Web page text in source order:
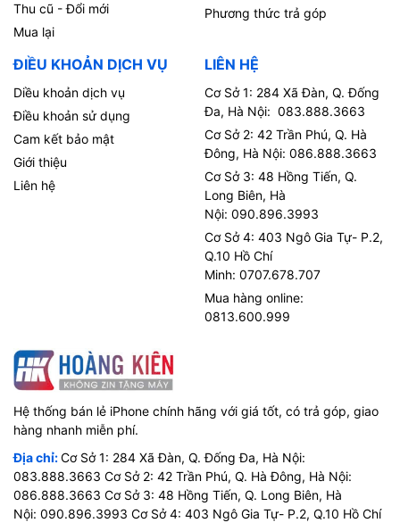
Thu cũ - Đổi mới
Mua lại
Phương thức trả góp
ĐIỀU KHOẢN DỊCH VỤ
Diều khoản dịch vụ
Điều khoản sử dụng
Cam kết bảo mật
Giới thiệu
Liên hệ
LIÊN HỆ
Cơ Sở 1: 284 Xã Đàn, Q. Đống
Đa, Hà Nội: 083.888.3663
Cơ Sở 2: 42 Trần Phú, Q. Hà
Đông, Hà Nội: 086.888.3663
Cơ Sở 3: 48 Hồng Tiến, Q.
Long Biên, Hà
Nội: 090.896.3993
Cơ Sở 4: 403 Ngô Gia Tự- P.2,
Q.10 Hồ Chí
Minh: 0707.678.707
Mua hàng online:
0813.600.999
Hệ thống bán lẻ iPhone chính hãng với giá tốt, có trả góp, giao
hàng nhanh miễn phí.
Địa chỉ:Cơ Sở 1: 284 Xã Đàn, Q. Đống Đa, Hà Nội:
083.888.3663 Cơ Sở 2: 42 Trần Phú, Q. Hà Đông, Hà Nội:
086.888.3663 Cơ Sở 3: 48 Hồng Tiến, Q. Long Biên, Hà
Nội: 090.896.3993 Cơ Sở 4: 403 Ngô Gia Tự- P.2, Q.10 Hồ Chí